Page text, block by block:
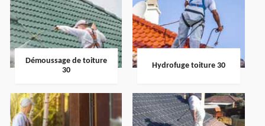
Démoussage de toiture
30
Hydrofuge toiture 30